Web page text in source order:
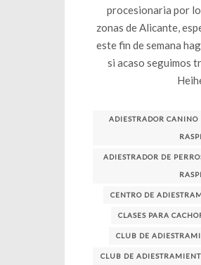
procesionaria por
zonas de Alicante,
este fin de semana
si acaso seguimos
ADIESTRADOR CANINO
ADIESTRADOR DE
CENTRO DE
CLASES PARA
CLUB DE
CLUB DE